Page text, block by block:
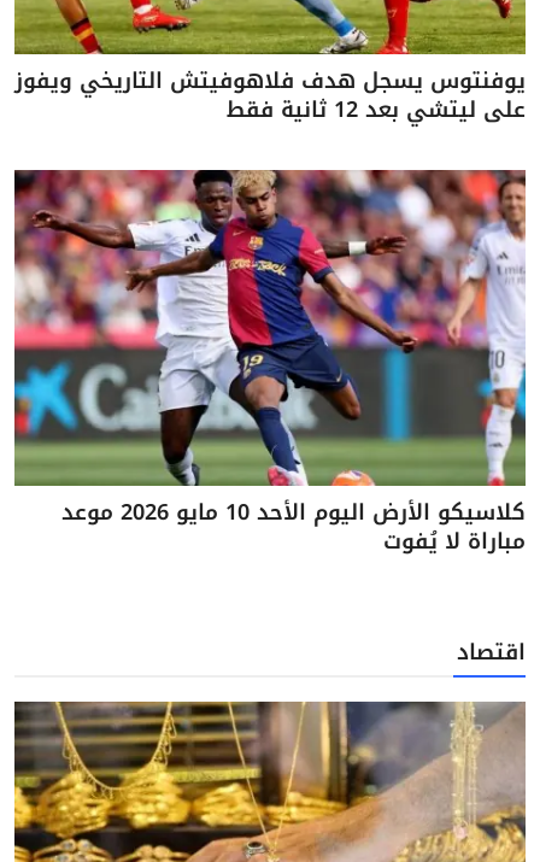
يوفنتوس يسجل هدف فلاهوفيتش التاريخي ويفوز
على ليتشي بعد 12 ثانية فقط
كلاسيكو الأرض اليوم الأحد 10 مايو 2026 موعد
مباراة لا يُفوت
اقتصاد